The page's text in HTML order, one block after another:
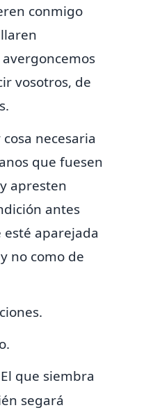
conmigo
vosotros, de
necesaria
que fuesen
apresten
antes
aparejada
no como de
El que siembra
segará